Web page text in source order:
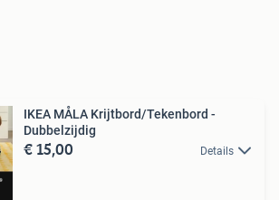
IKEA MÅLA Krijtbord/Tekenbord -
Dubbelzijdig
€ 15,00 Details